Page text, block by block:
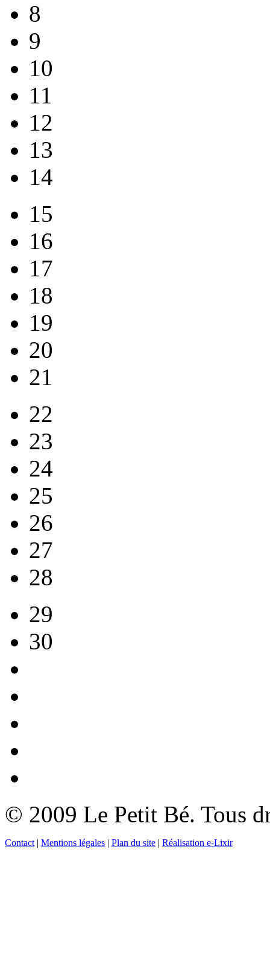
8
9
10
11
12
13
14
15
16
17
18
19
20
21
22
23
24
25
26
27
28
29
30
© 2009 Le Petit Bé. Tous
Contact | Mentions légales | Plan du site | Réalisation e-Lixir